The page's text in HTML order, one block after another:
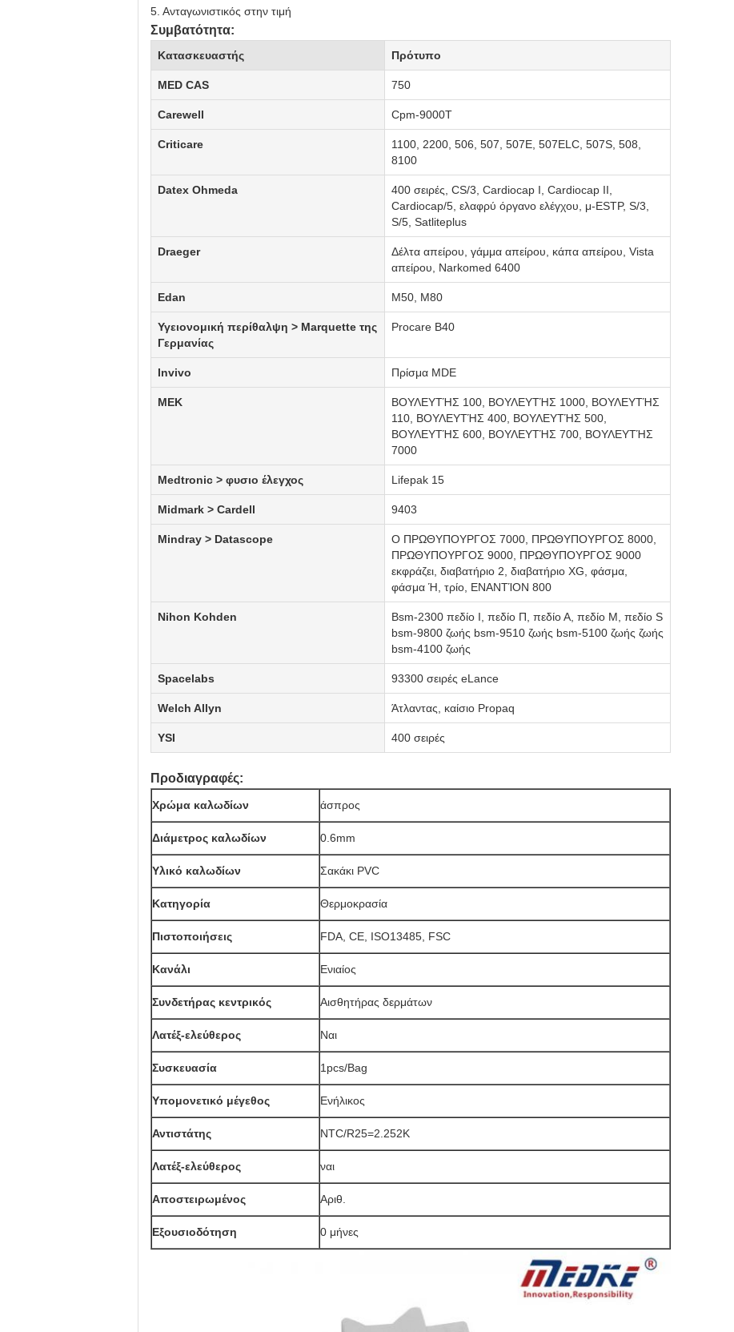
5. Ανταγωνιστικός στην τιμή
Συμβατότητα:
Κατασκευαστής Πρότυπο
MED CAS 750
Carewell Cpm-9000T
Criticare
1100, 2200, 506, 507, 507E, 507ELC, 507S, 508,
8100
Datex Ohmeda
400 σειρές, CS/3, Cardiocap Ι, Cardiocap ΙΙ,
Cardiocap/5, ελαφρύ όργανο ελέγχου, μ-ESTP, S/3,
S/5, Satliteplus
Draeger
Δέλτα απείρου, γάμμα απείρου, κάπα απείρου, Vista
απείρου, Narkomed 6400
Edan M50, M80
Υγειονομική περίθαλψη > Marquette της
Γερμανίας
Procare B40
Invivo Πρίσμα MDE
MEK
ΒΟΥΛΕΥΤΉΣ 100, ΒΟΥΛΕΥΤΉΣ 1000, ΒΟΥΛΕΥΤΉΣ
110, ΒΟΥΛΕΥΤΉΣ 400, ΒΟΥΛΕΥΤΉΣ 500,
ΒΟΥΛΕΥΤΉΣ 600, ΒΟΥΛΕΥΤΉΣ 700, ΒΟΥΛΕΥΤΉΣ
7000
Medtronic > φυσιο έλεγχος Lifepak 15
Midmark > Cardell 9403
Mindray > Datascope
Ο ΠΡΩΘΥΠΟΥΡΓΟΣ 7000, ΠΡΩΘΥΠΟΥΡΓΟΣ 8000,
ΠΡΩΘΥΠΟΥΡΓΟΣ 9000, ΠΡΩΘΥΠΟΥΡΓΟΣ 9000
εκφράζει, διαβατήριο 2, διαβατήριο XG, φάσμα,
φάσμα Ή, τρίο, ΕΝΑΝΤΊΟΝ 800
Nihon Kohden
Bsm-2300 πεδίο Ι, πεδίο Π, πεδίο Α, πεδίο Μ, πεδίο S
bsm-9800 ζωής bsm-9510 ζωής bsm-5100 ζωής ζωής
bsm-4100 ζωής
Spacelabs 93300 σειρές eLance
Welch Allyn Άτλαντας, καίσιο Propaq
YSI 400 σειρές
Προδιαγραφές:
Χρώμα καλωδίων άσπρος
Διάμετρος καλωδίων 0.6mm
Υλικό καλωδίων Σακάκι PVC
Κατηγορία Θερμοκρασία
Πιστοποιήσεις FDA, CE, ISO13485, FSC
Κανάλι Ενιαίος
Συνδετήρας κεντρικός Αισθητήρας δερμάτων
Λατέξ-ελεύθερος Ναι
Συσκευασία 1pcs/Bag
Υπομονετικό μέγεθος Ενήλικος
Αντιστάτης NTC/R25=2.252K
Λατέξ-ελεύθερος ναι
Αποστειρωμένος Αριθ.
Εξουσιοδότηση 0 μήνες